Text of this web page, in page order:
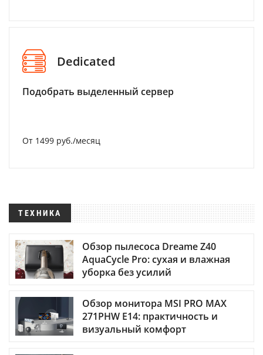
Dedicated
Подобрать выделенный сервер
От 1499 руб./месяц
ТЕХНИКА
Обзор пылесоса Dreame Z40
AquaCycle Pro: сухая и влажная
уборка без усилий
Обзор монитора MSI PRO MAX
271PHW E14: практичность и
визуальный комфорт